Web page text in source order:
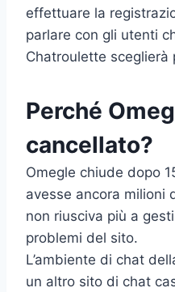
effettuare la
parlare con gli utenti
Chatroulette sceglierà
Perché
cancellato?
Omegle chiude dopo
avesse ancora milioni
non riusciva più a
problemi del sito.
L’ambiente di chat
un altro sito di chat